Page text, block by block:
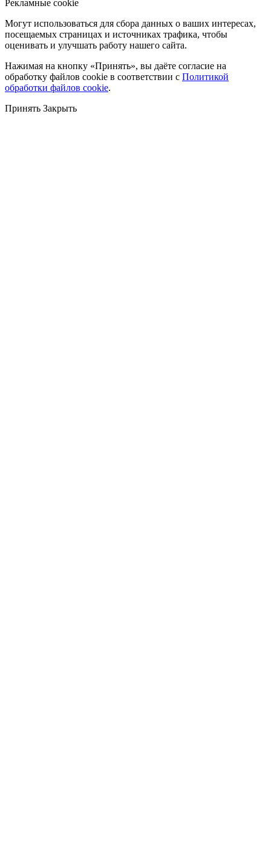
Рекламные cookie
Могут использоваться для сбора данных о ваших интересах,
посещаемых страницах и источниках трафика, чтобы
оценивать и улучшать работу нашего сайта.
Нажимая на кнопку «Принять», вы даёте согласие на
обработку файлов cookie в соответствии с Политикой
обработки файлов cookie.
Принять Закрыть